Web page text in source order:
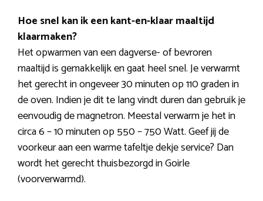
Hoe snel kan ik een kant-en-klaar maaltijd
klaarmaken?
Het opwarmen van een dagverse- of bevroren
maaltijd is gemakkelijk en gaat heel snel. Je verwarmt
het gerecht in ongeveer 30 minuten op 110 graden in
de oven. Indien je dit te lang vindt duren dan gebruik je
eenvoudig de magnetron. Meestal verwarm je het in
circa 6 – 10 minuten op 550 – 750 Watt. Geef jij de
voorkeur aan een warme tafeltje dekje service? Dan
wordt het gerecht thuisbezorgd in Goirle
(voorverwarmd).